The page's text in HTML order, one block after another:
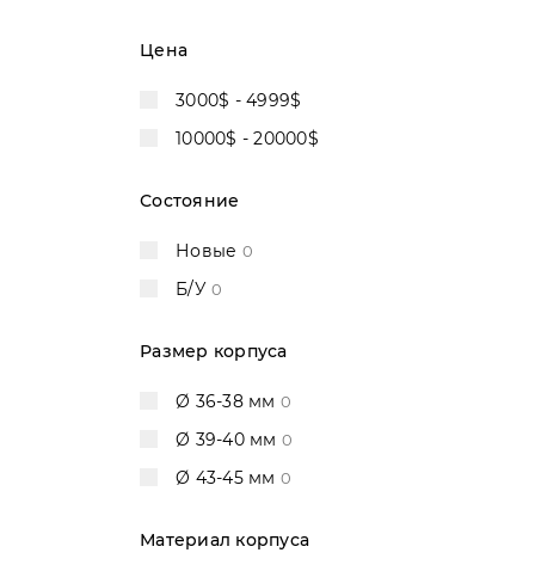
DeWitt
Dior4
Franc Vila2
Gérald Genta
Girard Perregaux
Graham
Hublot33
IWC 9
Jacob & Co 2
Jaeger-LeCoultre
JeanRichard3
Цена
3000$ - 4999$
10000$ - 20000$
Состояние
Новые 0
Б/У 0
Размер корпуса
Ø 36-38 мм 0
Ø 39-40 мм 0
Ø 43-45 мм 0
Материал корпуса